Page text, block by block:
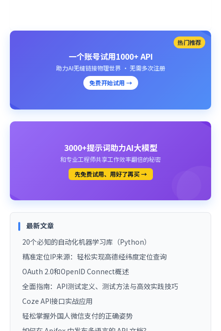
热门推荐
一个账号试用1000+ API
助力AI无缝链接物理世界 · 无需多次注册
免费开始试用 →
3000+提示词助力AI大模型
和专业工程师共享工作效率翻倍的秘密
先免费试用、用好了再买 →
最新文章
20个必知的自动化机器学习库（Python）
精准定位IP来源：轻松实现高德经纬度定位查询
OAuth 2.0和OpenID Connect概述
全面指南：API测试定义、测试方法与高效实践技巧
Coze API接口实战应用
轻松掌握外国人微信支付的正确姿势